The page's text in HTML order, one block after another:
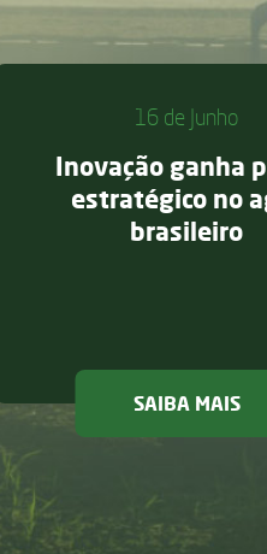
na Forbes Agro
16 de Junho
Inovação ganha
estratégico no
brasileiro
SAIBA MAIS